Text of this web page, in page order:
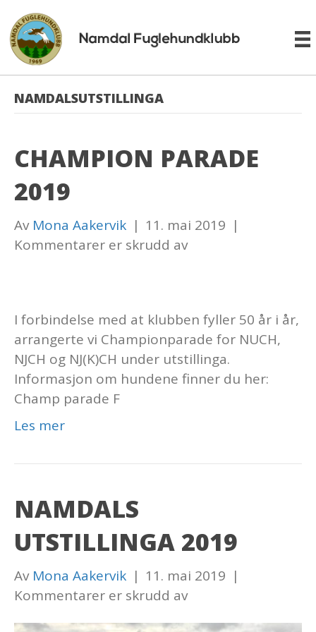
NAMDALSUTSTILLINGA
CHAMPION PARADE
2019
Av Mona Aakervik | 11. mai 2019 |
Kommentarer er skrudd avfor
I forbindelse med at klubben fyller 50 år i år,
arrangerte vi Championparade for NUCH,
NJCH og NJ(K)CH under utstillinga.
Informasjon om hundene finner du her:
Champ parade F
Les mer
NAMDALS
UTSTILLINGA 2019
Av Mona Aakervik | 11. mai 2019 |
Kommentarer er skrudd avfor